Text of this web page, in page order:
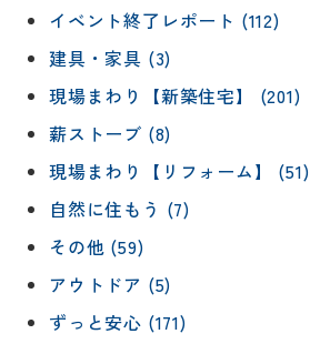
イベント終了レポート (112)
建具・家具 (3)
現場まわり【新築住宅】 (201)
薪ストーブ (8)
現場まわり【リフォーム】 (51)
自然に住もう (7)
その他 (59)
アウトドア (5)
ずっと安心 (171)